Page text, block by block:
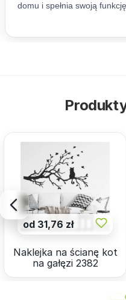
od 31,76 zł
Naklejka na ścianę kot
na gałęzi 2382